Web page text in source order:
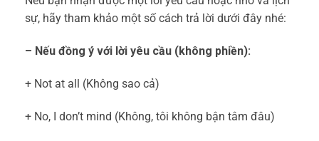
sự, hãy tham khảo một số cách trả lời dưới đây nhé:
– Nếu đồng ý với lời yêu cầu (không phiền):
+ Not at all (Không sao cả)
+ No, I don’t mind (Không, tôi không bận tâm đâu)